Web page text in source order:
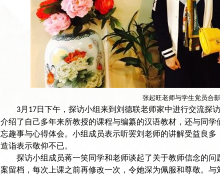
张起旺老师与学生党员合影
3月 17日下午，探访小组来到刘德联老师家中进行交流探
介绍了自己多年来所教授的课程与编纂的汉语教材，还与同
忘趣事与心得体会。小组成员表示听罢刘老师的讲解受益良
造诣表示敬仰不已。
探访小组成员蒋一笑同学和老师谈起了关于教师信念的
案留档，每次上课之前再修改一次，令她深为佩服和尊敬。